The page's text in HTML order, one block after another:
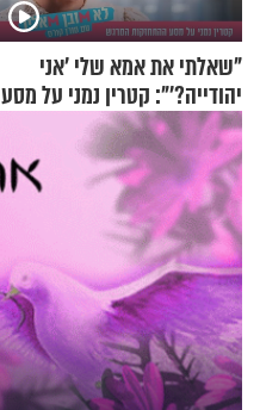
"שאלתי את אמא שלי 'אני
יהודייה?'": קטרין נמני על מסע
ההתחזקות המרגש